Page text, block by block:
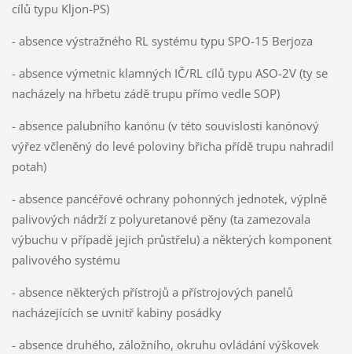
cílů typu Kljon-PS)
- absence výstražného RL systému typu SPO-15 Berjoza
- absence výmetnic klamných IČ/RL cílů typu ASO-2V (ty se
nacházely na hřbetu zádě trupu přímo vedle SOP)
- absence palubního kanónu (v této souvislosti kanónový
výřez včleněný do levé poloviny břicha přídě trupu nahradil
potah)
- absence pancéřové ochrany pohonných jednotek, výplně
palivových nádrží z polyuretanové pěny (ta zamezovala
výbuchu v případě jejich průstřelu) a některých komponent
palivového systému
- absence některých přístrojů a přístrojových panelů
nacházejících se uvnitř kabiny posádky
- absence druhého, záložního, okruhu ovládání výškovek